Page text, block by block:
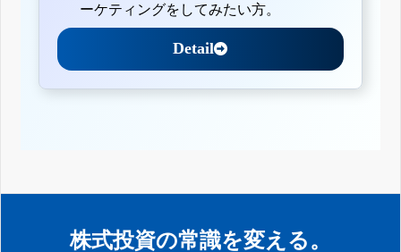
ーケティングをしてみたい方。
Detail
株式投資の常識を変える。